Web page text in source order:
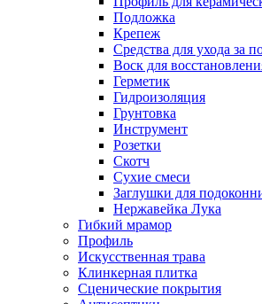
Подложка
Крепеж
Средства для ухода за
Воск для
Герметик
Гидроизоляция
Грунтовка
Инструмент
Розетки
Скотч
Сухие смеси
Заглушки для
Нержавейка Лука
Гибкий мрамор
Профиль
Искусственная трава
Клинкерная плитка
Сценические покрытия